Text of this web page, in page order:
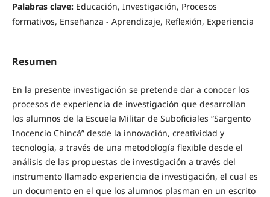
Palabras clave: Educación, Investigación, Procesos
formativos, Enseñanza - Aprendizaje, Reflexión, Experiencia
Resumen
En la presente investigación se pretende dar a conocer los
procesos de experiencia de investigación que desarrollan
los alumnos de la Escuela Militar de Suboficiales “Sargento
Inocencio Chincá” desde la innovación, creatividad y
tecnología, a través de una metodología flexible desde el
análisis de las propuestas de investigación a través del
instrumento llamado experiencia de investigación, el cual es
un documento en el que los alumnos plasman en un escrito